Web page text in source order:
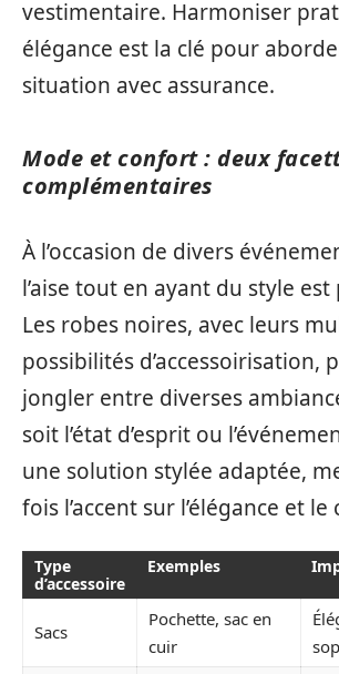
vestimentaire. Harmoniser
élégance est la clé pour
situation avec assurance.
Mode et confort : deux
complémentaires
À l’occasion de divers
l’aise tout en ayant du style
Les robes noires, avec leurs
possibilités d’accessoirisation,
jongler entre diverses
soit l’état d’esprit ou
une solution stylée adaptée,
fois l’accent sur l’élégance et
Type
d’accessoire
Exemples
Sacs
Pochette, sac en
cuir